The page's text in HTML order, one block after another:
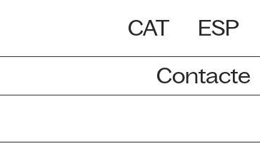
CAT ESP
Contacte